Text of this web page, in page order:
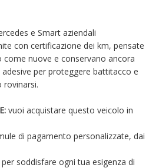
e Smart aziendali
con certificazione dei km, pensate
come nuove e conservano ancora
per proteggere battitacco e
rovinarsi.
vuoi acquistare questo veicolo in
di pagamento personalizzate, dai
soddisfare ogni tua esigenza di